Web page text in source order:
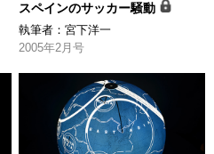
スペインのサッカー騒動
執筆者：宮下洋一
2005年2月号